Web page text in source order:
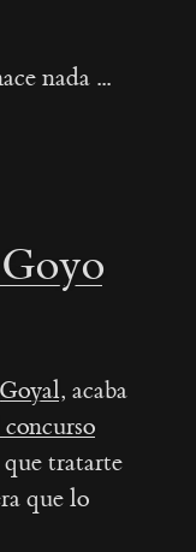
nada ...
Goyal, acaba
tratarte
que lo